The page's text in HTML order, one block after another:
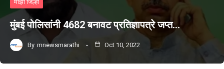
माझा जिल्हा
मुंबई पोलिसांनी 4682 बनावट प्रतिज्ञापत्रे जप्त…
By mnewsmarathi Oct 10, 2022